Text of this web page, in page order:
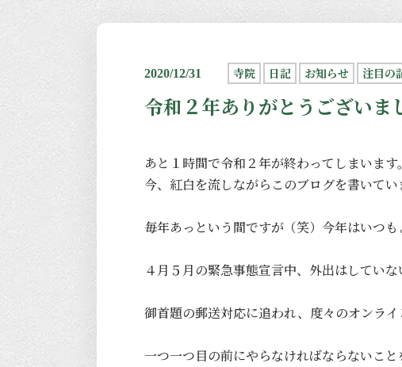
2020/12/31 寺院 日記 お知らせ 注目の
令和２年ありがとうございま
あと１時間で令和２年が終わってしまいます。
今、紅白を流しながらこのブログを書いてい
毎年あっという間ですが（笑）今年はいつ
４月５月の緊急事態宣言中、外出はしてい
御首題の郵送対応に追われ、度々のオンライ
一つ一つ目の前にやらなければならないこ